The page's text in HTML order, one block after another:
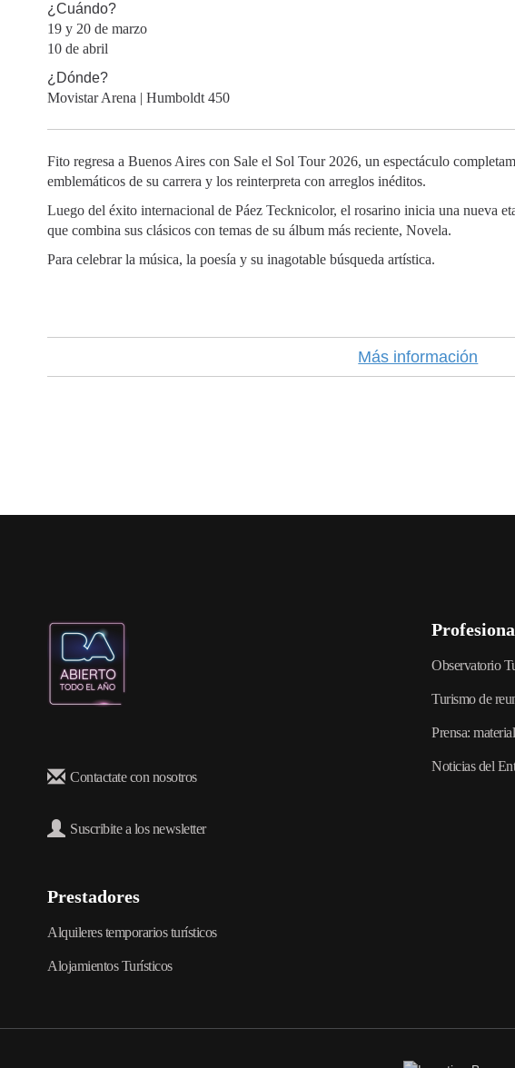
¿Cuándo?
19 y 20 de marzo
10 de abril
¿Dónde?
Movistar Arena | Humboldt 450
Fito regresa a Buenos Aires con Sale el Sol Tour 2026, un espectáculo
emblemáticos de su carrera y los reinterpreta con arreglos inéditos.
Luego del éxito internacional de Páez Tecknicolor, el rosarino inicia una nueva
que combina sus clásicos con temas de su álbum más reciente, Novela.
Para celebrar la música, la poesía y su inagotable búsqueda artística.
Más información
Contactate con nosotros
Suscribite a los newsletter
Observatorio
Turismo de
Prensa:
Noticias del
Prestadores
Alquileres temporarios turísticos
Alojamientos Turísticos